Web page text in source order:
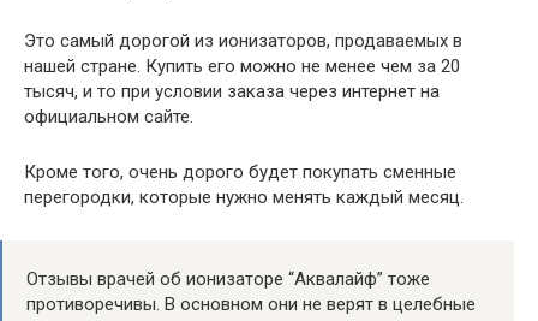
Это самый дорогой из ионизаторов, продаваемых в
нашей стране. Купить его можно не менее чем за 20
тысяч, и то при условии заказа через интернет на
официальном сайте.
Кроме того, очень дорого будет покупать сменные
перегородки, которые нужно менять каждый месяц.
Отзывы врачей об ионизаторе “Аквалайф” тоже
противоречивы. В основном они не верят в целебные